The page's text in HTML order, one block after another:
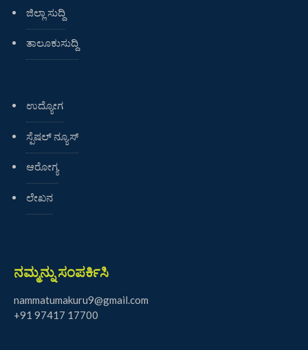
ಜಿಲ್ಲಾ ಸುದ್ದಿ
ತಾಲೂಕುಸುದ್ದಿ
ಉದ್ಯೋಗ
ಸ್ಪೆಷಲ್ ನ್ಯೂಸ್
ಆರೋಗ್ಯ
ಲೇಖನ
ನಮ್ಮನ್ನು ಸಂಪರ್ಕಿಸಿ
nammatumakuru9@gmail.com
+91 97417 17700